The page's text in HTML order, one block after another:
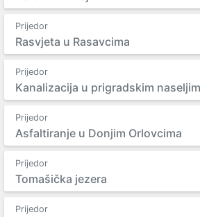
Prijedor
Rasvjeta u Rasavcima
Prijedor
Kanalizacija u prigradskim
Prijedor
Asfaltiranje u Donjim Orlovcima
Prijedor
Tomašička jezera
Prijedor